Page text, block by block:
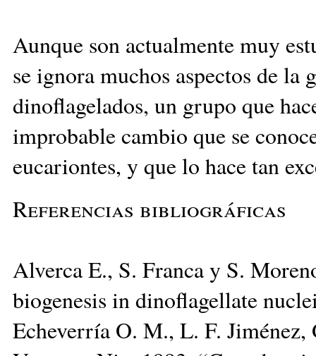
Aunque son actualmente muy
se ignora muchos aspectos de
dinoflagelados, un grupo que
improbable cambio que se
eucariontes, y que lo hace tan
Referencias bibliográficas
Alverca E., S. Franca y S.
biogenesis in dinoflagellate
Echeverría O. M., L. F.